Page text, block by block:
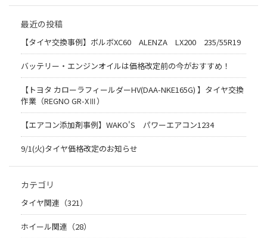
最近の投稿
【タイヤ交換事例】ボルボXC60 ALENZA LX200 235/55R19
バッテリー・エンジンオイルは価格改定前の今がおすすめ！
【トヨタ カローラフィールダーHV(DAA-NKE165G) 】タイヤ交換
作業（REGNO GR-XⅢ）
【エアコン添加剤事例】WAKO'S パワーエアコン1234
9/1(火)タイヤ価格改定のお知らせ
カテゴリ
タイヤ関連（321）
ホイール関連（28）